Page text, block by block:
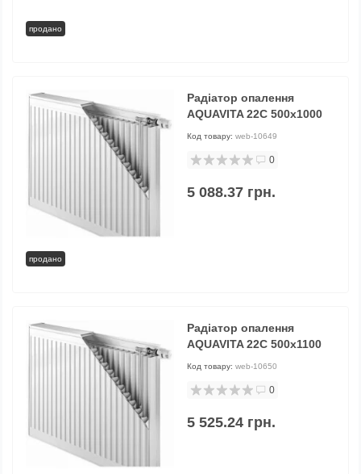
продано
продано
Радіатор опалення
AQUAVITA 22C 500x1000
Код товару: web-10649
0
5 088.37 грн.
Радіатор опалення
AQUAVITA 22C 500x1100
Код товару: web-10650
0
5 525.24 грн.